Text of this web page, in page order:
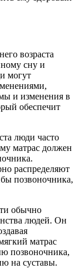
возраста
сну и
могут
и изменения в
обеспечит
люди часто
матрас должен
распределяют
позвоночника,
обычно
людей. Он
матрас
позвоночника,
на суставы.